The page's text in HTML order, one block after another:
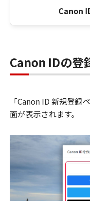
Canon
Canon IDの登
「Canon ID 新規登録
面が表示されます。